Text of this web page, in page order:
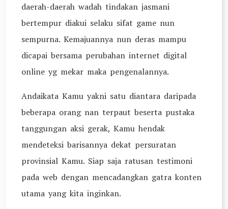
daerah-daerah wadah tindakan jasmani
bertempur diakui selaku sifat game nun
sempurna. Kemajuannya nun deras mampu
dicapai bersama perubahan internet digital
online yg mekar maka pengenalannya.
Andaikata Kamu yakni satu diantara daripada
beberapa orang nan terpaut beserta pustaka
tanggungan aksi gerak, Kamu hendak
mendeteksi barisannya dekat persuratan
provinsial Kamu. Siap saja ratusan testimoni
pada web dengan mencadangkan gatra konten
utama yang kita inginkan.